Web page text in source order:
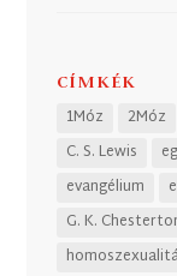
CÍMKÉK
1Móz 2Móz
C. S. Lewis
evangélium
G. K.